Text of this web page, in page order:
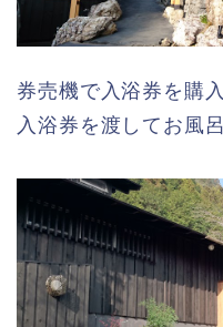
券売機で入浴券を購
入浴券を渡してお風